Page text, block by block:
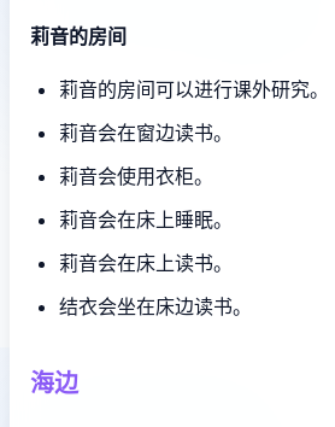
莉音的房间
莉音的房间可以进行课外研究。
莉音会在窗边读书。
莉音会使用衣柜。
莉音会在床上睡眠。
莉音会在床上读书。
结衣会坐在床边读书。
海边